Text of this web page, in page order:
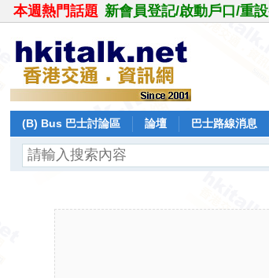
本週熱門話題 新會員登記/啟動戶口/重
(B) Bus 巴士討論區 論壇 巴士路線消息